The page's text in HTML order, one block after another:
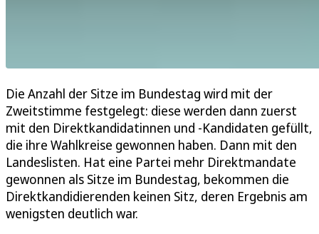
Die Anzahl der Sitze im Bundestag wird mit der
Zweitstimme festgelegt: diese werden dann zuerst
mit den Direktkandidatinnen und -Kandidaten gefüllt,
die ihre Wahlkreise gewonnen haben. Dann mit den
Landeslisten. Hat eine Partei mehr Direktmandate
gewonnen als Sitze im Bundestag, bekommen die
Direktkandidierenden keinen Sitz, deren Ergebnis am
wenigsten deutlich war.